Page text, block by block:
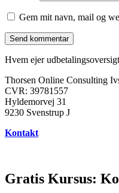
Gem mit navn, mail og
Hvem ejer
Thorsen Online Consulting
CVR: 39781557
Hyldemorvej 31
9230 Svenstrup J
Kontakt
Gratis Kursus: